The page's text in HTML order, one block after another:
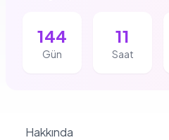
144
Gün
11
Saat
Hakkında